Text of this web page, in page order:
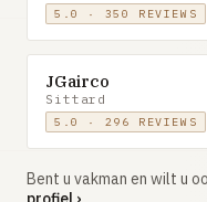
5.0 · 350 REVIEWS
JGairco
Sittard
5.0 · 296 REVIEWS
Bent u vakman en wilt u